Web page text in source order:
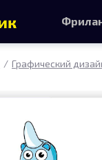
Графический